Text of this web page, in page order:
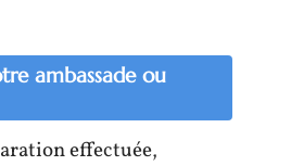
ambassade ou
effectuée,